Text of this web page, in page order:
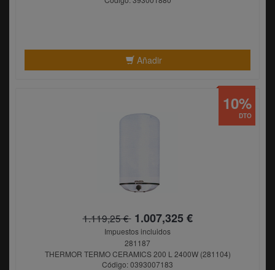
Añadir
1.119,25 €1.007,325 €
Impuestos incluidos
281187
THERMOR TERMO CERAMICS 200 L 2400W (281104)
Código: 0393007183
DTO
10%